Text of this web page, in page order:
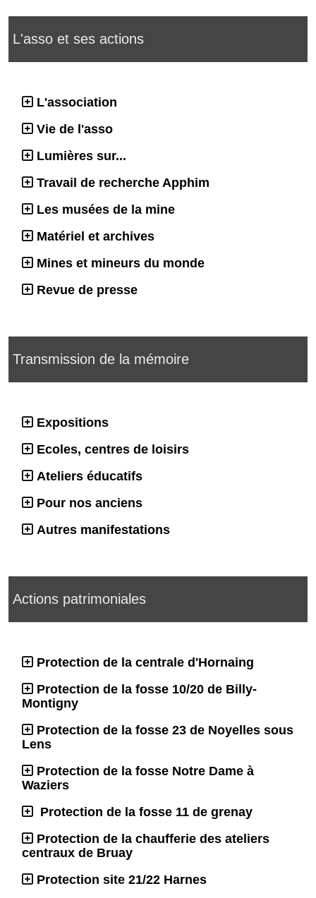
L'asso et ses actions
L'association
Vie de l'asso
Lumières sur...
Travail de recherche Apphim
Les musées de la mine
Matériel et archives
Mines et mineurs du monde
Revue de presse
Transmission de la mémoire
Expositions
Ecoles, centres de loisirs
Ateliers éducatifs
Pour nos anciens
Autres manifestations
Actions patrimoniales
Protection de la centrale d'Hornaing
Protection de la fosse 10/20 de Billy-
Montigny
Protection de la fosse 23 de Noyelles sous
Lens
Protection de la fosse Notre Dame à
Waziers
Protection de la fosse 11 de grenay
Protection de la chaufferie des ateliers
centraux de Bruay
Protection site 21/22 Harnes